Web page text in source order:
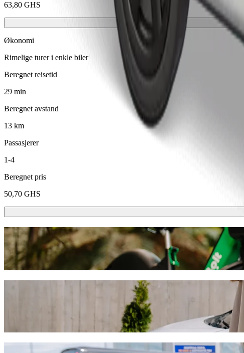
63,80 GHS
Økonomi
Rimelige turer i enkle biler
Beregnet reisetid
29 min
Beregnet avstand
13 km
Passasjerer
1-4
Beregnet pris
50,70 GHS
Sparkesykler eller el-sykler
Kom deg rundt i Accra med sparkesykler eller el-sykler
Last ned Bolt-appen
Reis fra Burma Camp til Kaneshie Market
Vi anbefaler at du velger Bolt samkjøring hvis du leter etter den beste
skjer finner vi det perfekte kjøretøyet til deg.
Bolt-tjenester for å reise fra Burma Camp til